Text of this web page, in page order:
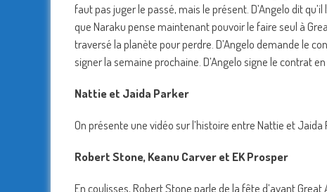
faut pas juger le passé, mais le présent. D’Angelo dit
que Naraku pense maintenant pouvoir le faire seul à
traversé la planète pour perdre. D’Angelo demande le
signer la semaine prochaine. D’Angelo signe le contrat
Nattie et Jaida Parker
On présente une vidéo sur l’histoire entre Nattie et Jaida
Robert Stone, Keanu Carver et EK Prosper
En coulisses, Robert Stone parle de la fête d’avant